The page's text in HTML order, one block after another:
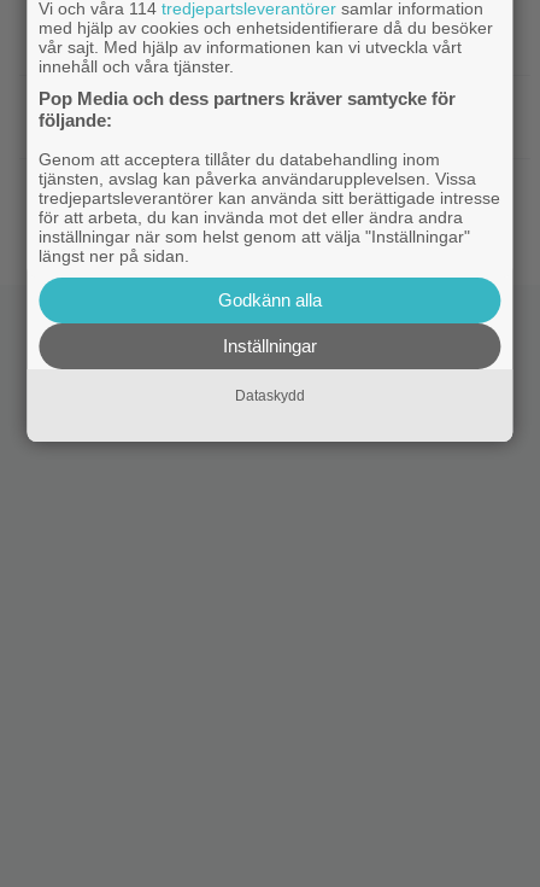
DC|Tidernas 30 bästa superhjältefilmer listade
– ”The Dark Knight” på plats 3
Bioaktuellt|Elliot Page ”tappade andan” när han
läste manus till ”The Odyssey”
Trailers|Ny trailer till ”Ramayana” visar upp
nästa maffiga fantasyfilm från Indien
Vi och våra 114tredjepartsleverantörer samlar information
med hjälp av cookies och enhetsidentifierare då du besöker
vår sajt. Med hjälp av informationen kan vi utveckla vårt
innehåll och våra tjänster.
Pop Media och dess partners kräver samtycke för
följande:
Genom att acceptera tillåter du databehandling inom
tjänsten, avslag kan påverka användarupplevelsen. Vissa
tredjepartsleverantörer kan använda sitt berättigade intresse
för att arbeta, du kan invända mot det eller ändra andra
inställningar när som helst genom att välja "Inställningar"
längst ner på sidan.
Godkänn alla
Inställningar
Dataskydd